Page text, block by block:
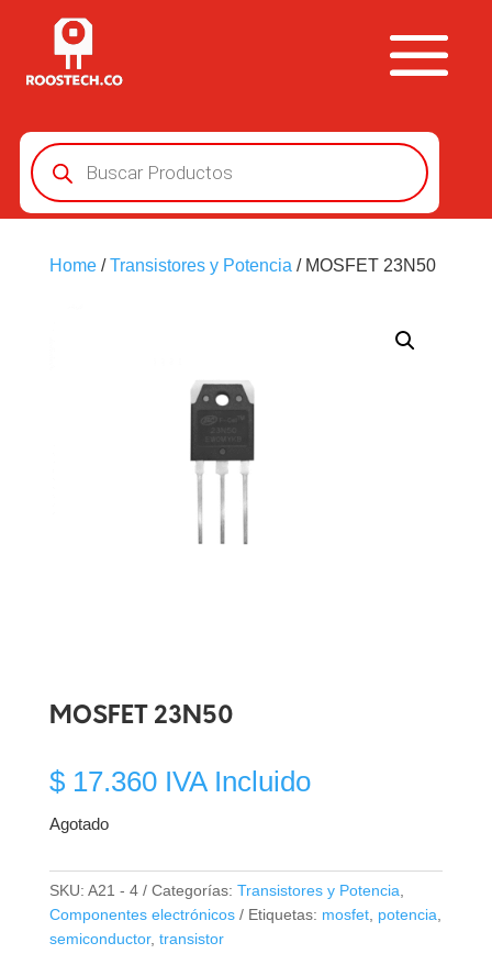
Búsqueda
de
productos
Home/Transistores y Potencia / MOSFET 23N50
MOSFET 23N50
$17.360 IVA Incluido
Agotado
SKU: A21 - 4 Categorías: Transistores y Potencia,
Componentes electrónicos
Etiquetas: mosfet, potencia,
semiconductor, transistor